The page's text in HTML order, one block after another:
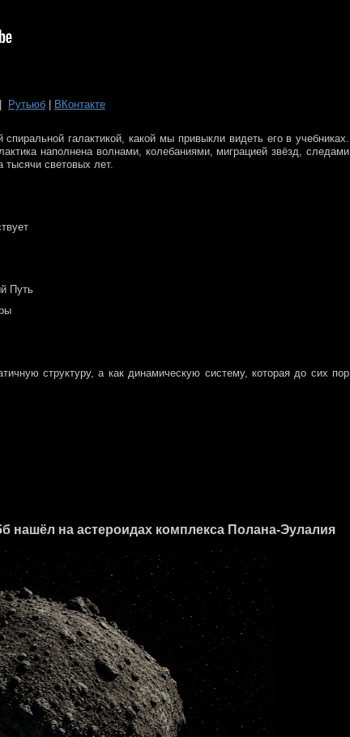
Рутьюб| ВКонтакте
галактикой, какой мы привыкли видеть его в учебниках.
наполнена волнами, колебаниями, миграцией звёзд, следами
тысячи световых лет.
Путь
структуру, а как динамическую систему, которая до сих пор
нашёл на астероидах комплекса Полана-Эулалия